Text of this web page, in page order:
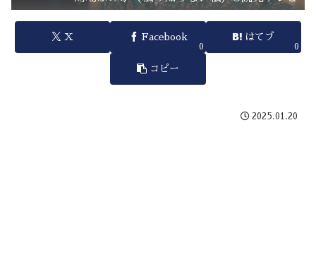
X Facebook
0
はてブ
0
コピー
2025.01.20